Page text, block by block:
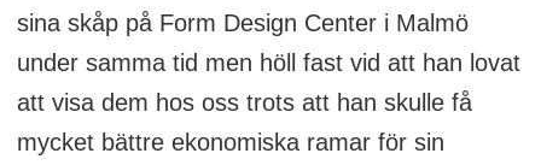
sina skåp på Form Design Center i Malmö
under samma tid men höll fast vid att han lovat
att visa dem hos oss trots att han skulle få
mycket bättre ekonomiska ramar för sin